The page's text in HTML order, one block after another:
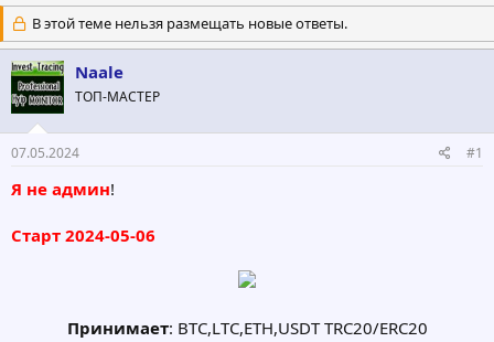
т
о
р
т
е
м
ы
т
а
н
а
ч
л
В этой теме нельзя размещать новые ответы.
Naale
ТОП-МАСТЕР
07.05.2024 #1
Я не админ!
Старт 2024-05-06
Принимает: BTC,LTC,ETH,USDT TRC20/ERC20